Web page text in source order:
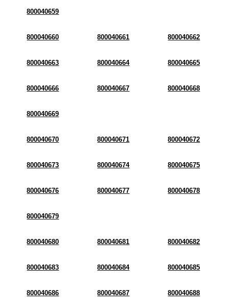
800040659
800040660 800040661 800040662
800040663 800040664 800040665
800040666 800040667 800040668
800040669
800040670 800040671 800040672
800040673 800040674 800040675
800040676 800040677 800040678
800040679
800040680 800040681 800040682
800040683 800040684 800040685
800040686 800040687 800040688